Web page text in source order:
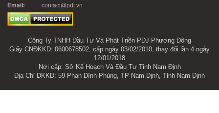
Email:
contact@pdj.vn
Công Ty TNHH Đầu Tư Và Phát Triền PDJ Phương Đông
Giấy CNĐKKD: 0600678502, cấp ngày 03/02/2010, thay đổi lần 4 ngày
12/01/2018
Nơi cấp: Sở Kế Hoạch Và Đầu Tư Tỉnh Nam Định
Địa Chỉ ĐKKD: 59 Phan Đình Phùng, TP Nam Định, Tỉnh Nam Định